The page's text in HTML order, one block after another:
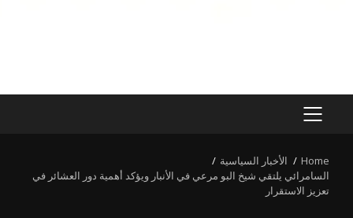
PRIMARY
Home
الأخبار السياسية
السامرائي يلتقي شيخ البو مرعي في الأنبار ويؤكد أهمية دور العشائر في
تعزيز الاستقرار